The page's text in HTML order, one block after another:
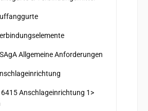
Allgemeine Anforderungen
Anschlageinrichtung 1>